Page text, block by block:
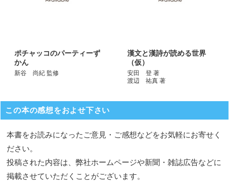
ポチャッコのパーティーず
かん
新谷 尚紀 監修
漢文と漢詩が読める世界
（仮）
安田 登 著
渡辺 祐真 著
この本の感想をおよせ下さい
本書をお読みになったご意見・ご感想などをお気軽にお寄せく
ださい。
投稿された内容は、弊社ホームページや新聞・雑誌広告などに
掲載させていただくことがございます。